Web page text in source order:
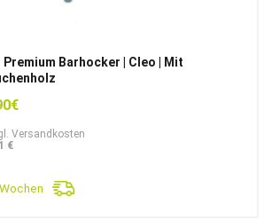
Premium Barhocker | Cleo | Mit
€
Versandkosten
€